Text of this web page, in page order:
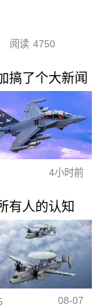
阅读 4750
搞了个大新闻
4小时前
有人的认知
08-07